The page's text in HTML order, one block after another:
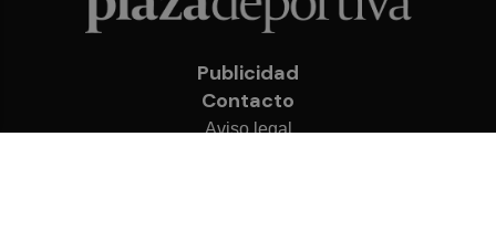
Publicidad
Contacto
Aviso legal